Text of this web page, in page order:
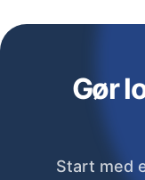
Gør
Start med